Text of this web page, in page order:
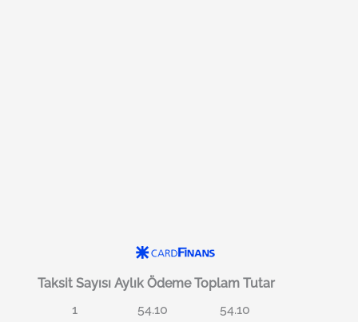
Taksit Sayısı Aylık Ödeme Toplam Tutar
1
54.10 54.10